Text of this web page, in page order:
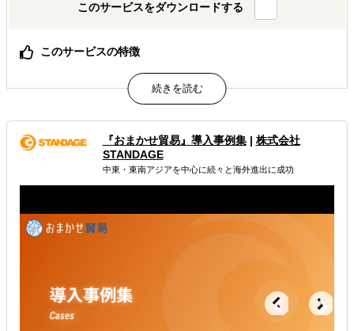
このサービスをダウンロードする
このサービスの特徴
海外販路の開拓から物流の手配まで一気通貫で支援可能で
す。
お客様の商品に合わせて、さまざまな販路開拓方法を提供
できます。
属するジャンル
海外進出総合支援 販路拡大（営業代行・販売代理店探し）
海外展示会出展
どの国に進出するべきか決めたい
自社事業に最適な進出形態を知りたい
『おまかせ貿易』導入事例集| 株式会社
STANDAGE
中東・東南アジアを中心に続々と海外進出に成功